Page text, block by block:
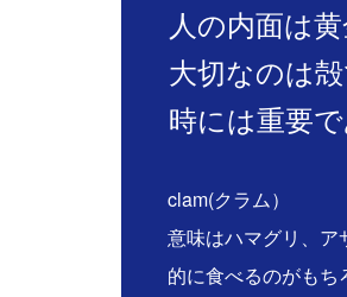
人の内面は
大切なのは
時には重要で
clam(クラム）
意味はハマグリ、ア
的に食べるのがも